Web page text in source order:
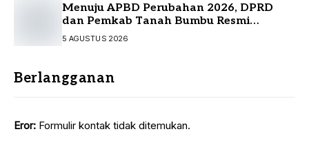
Menuju APBD Perubahan 2026, DPRD
dan Pemkab Tanah Bumbu Resmi
Sepakati KUA-PPAS
5 AGUSTUS 2026
Berlangganan
Eror: Formulir kontak tidak ditemukan.